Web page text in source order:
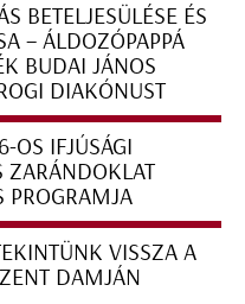
BETELJESÜLÉSE ÉS
– ÁLDOZÓPAPPÁ
BUDAI JÁNOS
DIAKÓNUST
OS IFJÚSÁGI
ZARÁNDOKLAT
PROGRAMJA
VISSZA A
DAMJÁN